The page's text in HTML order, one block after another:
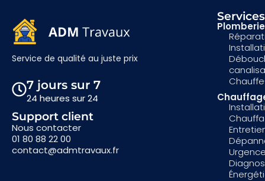
Service de qualité au juste prix
7 jours sur 7
24 heures sur 24
Support client
Nous contacter
01 80 88 22 00
contact@admtravaux.fr
Plomberie